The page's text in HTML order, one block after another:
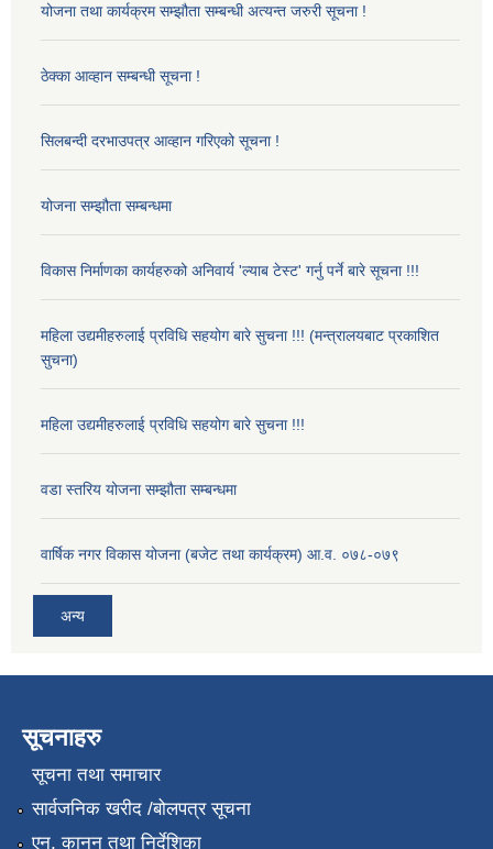
योजना तथा कार्यक्रम सम्झौता सम्बन्धी अत्यन्त जरुरी सूचना !
ठेक्का आव्हान सम्बन्धी सूचना !
सिलबन्दी दरभाउपत्र आव्हान गरिएको सूचना !
योजना सम्झौता सम्बन्धमा
विकास निर्माणका कार्यहरुको अनिवार्य 'ल्याब टेस्ट' गर्नु पर्ने बारे सूचना !!!
महिला उद्यमीहरुलाई प्रविधि सहयोग बारे सुचना !!! (मन्त्रालयबाट प्रकाशित
सुचना)
महिला उद्यमीहरुलाई प्रविधि सहयोग बारे सुचना !!!
वडा स्तरिय योजना सम्झौता सम्बन्धमा
वार्षिक नगर विकास योजना (बजेट तथा कार्यक्रम) आ.व. ०७८-०७९
अन्य
सूचनाहरु
सूचना तथा समाचार
सार्वजनिक खरीद /बोलपत्र सूचना
एन, कानुन तथा निर्देशिका